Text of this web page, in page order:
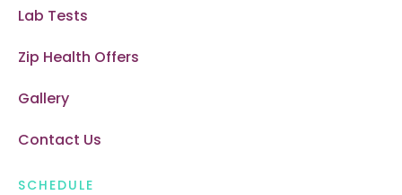
Lab Tests
Zip Health Offers
Gallery
Contact Us
SCHEDULE